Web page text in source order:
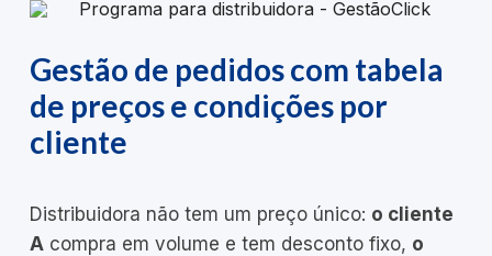
Gestão de pedidos com tabela
de preços e condições por
cliente
Distribuidora não tem um preço único: o cliente
Acompra em volume e tem desconto fixo, o